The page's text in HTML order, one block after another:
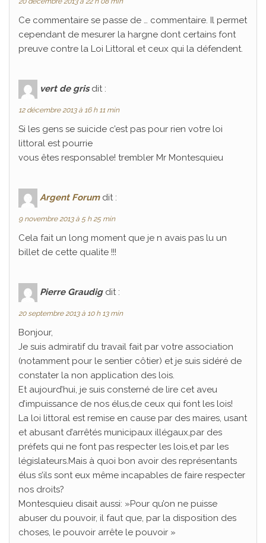
Ce commentaire se passe de … commentaire. Il permet
cependant de mesurer la hargne dont certains font
preuve contre la Loi Littoral et ceux qui la défendent.
vert de gris dit :
12 décembre 2013 à 16 h 11 min
Si les gens se suicide c’est pas pour rien votre loi
littoral est pourrie
vous êtes responsable! trembler Mr Montesquieu
Argent Forum dit :
9 novembre 2013 à 5 h 25 min
Cela fait un long moment que je n avais pas lu un
billet de cette qualite !!!
Pierre Graudig dit :
20 septembre 2013 à 10 h 13 min
Bonjour,
Je suis admiratif du travail fait par votre association
(notamment pour le sentier côtier) et je suis sidéré de
constater la non application des lois.
Et aujourd’hui, je suis consterné de lire cet aveu
d’impuissance de nos élus,de ceux qui font les lois!
La loi littoral est remise en cause par des maires, usant
et abusant d’arrêtés municipaux illégaux,par des
préfets qui ne font pas respecter les lois,et par les
législateurs.Mais à quoi bon avoir des représentants
élus s’ils sont eux même incapables de faire respecter
nos droits?
Montesquieu disait aussi: »Pour qu’on ne puisse
abuser du pouvoir, il faut que, par la disposition des
choses, le pouvoir arrête le pouvoir »